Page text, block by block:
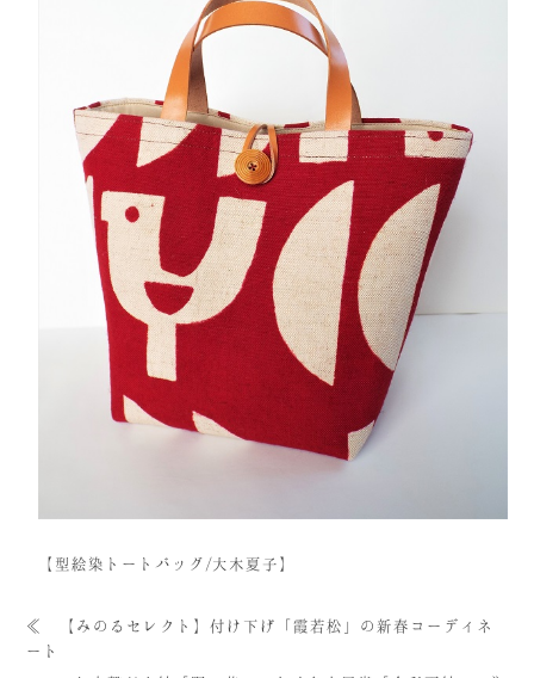
【型絵染トートバッグ/大木夏子】
≪
【みのるセレクト】付け下げ「霞若松」の新春コーディネ
ート